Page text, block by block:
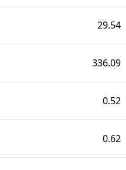
29.54
336.09
0.52
0.62